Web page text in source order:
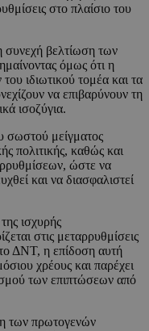
στο πλαίσιο του
συνεχή βελτίωση των
όμως ότι η
ιδιωτικού τομέα και τα
να επιβαρύνουν τη
ισοζύγια.
σωστού μείγματος
πολιτικής, καθώς και
ώστε να
και να διασφαλιστεί
ισχυρής
στις μεταρρυθμίσεις
ΔΝΤ, η επίδοση αυτή
χρέους και παρέχει
των επιπτώσεων από
των πρωτογενών